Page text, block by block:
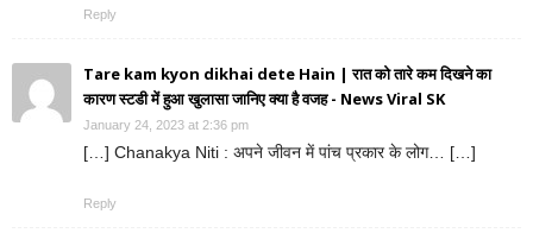
Reply
Tare kam kyon dikhai dete Hain | रात को तारे कम दिखने का
कारण स्टडी में हुआ खुलासा जानिए क्या है वजह - News Viral SK
January 24, 2023 at 2:36 pm
[…] Chanakya Niti : अपने जीवन में पांच प्रकार के लोग… […]
Reply